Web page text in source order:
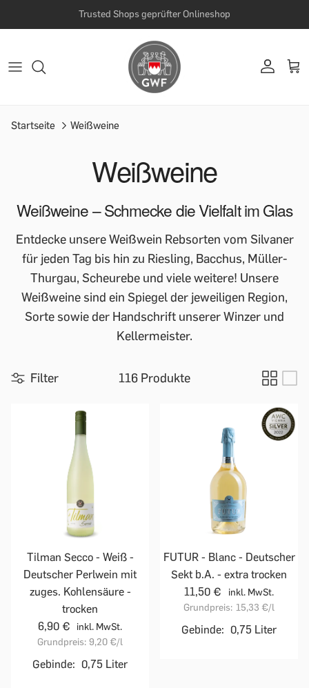
Versandkostenfrei ab 100 € | Beratung: +49 (0) 9321 7005-148
Startseite Weißweine
Weißweine
Weißweine – Schmecke die Vielfalt im Glas
Entdecke unsere Weißwein Rebsorten vom Silvaner
für jeden Tag bis hin zu Riesling, Bacchus, Müller-
Thurgau, Scheurebe und viele weitere! Unsere
Weißweine sind ein Spiegel der jeweiligen Region,
Sorte sowie der Handschrift unserer Winzer und
Kellermeister.
Filter 116 Produkte
Tilman Secco - Weiß -
Deutscher Perlwein mit
zuges. Kohlensäure -
trocken
6,90 €
inkl. MwSt.
Grundpreis: 9,20 €/l
Gebinde: 0,75 Liter
FUTUR - Blanc - Deutscher
Sekt b.A. - extra trocken
11,50 €
inkl. MwSt.
Grundpreis: 15,33 €/l
Gebinde: 0,75 Liter